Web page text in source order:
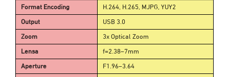
Format Encoding H.264, H.265, MJPG, YUY2
Output USB 3.0
Zoom 3x Optical Zoom
Lensa f=2.38–7mm
Aperture F1.96–3.64